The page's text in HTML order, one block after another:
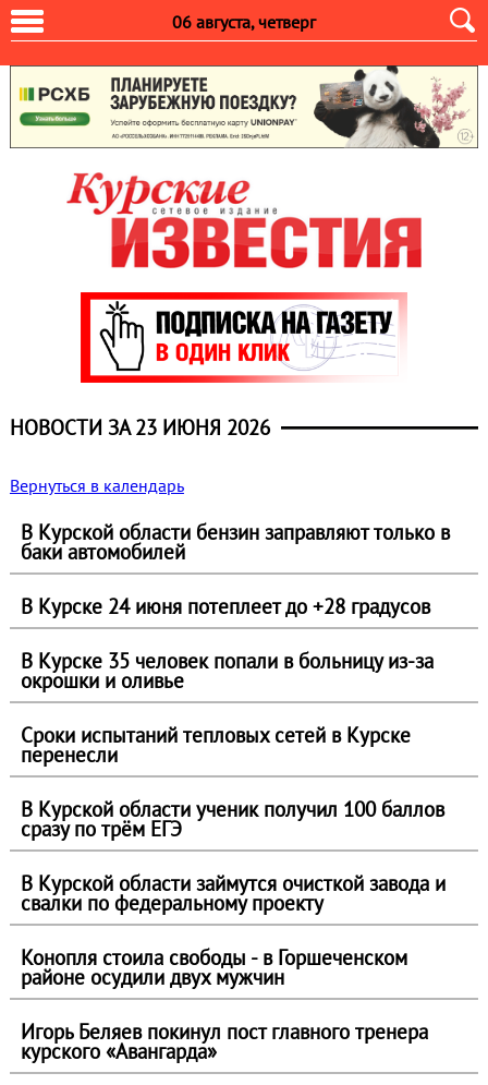
06 августа, четверг
НОВОСТИ ЗА 23 ИЮНЯ 2026
Вернуться в календарь
В Курской области бензин заправляют только в
баки автомобилей
В Курске 24 июня потеплеет до +28 градусов
В Курске 35 человек попали в больницу из‑за
окрошки и оливье
Сроки испытаний тепловых сетей в Курске
перенесли
В Курской области ученик получил 100 баллов
сразу по трём ЕГЭ
В Курской области займутся очисткой завода и
свалки по федеральному проекту
Конопля стоила свободы - в Горшеченском
районе осудили двух мужчин
Игорь Беляев покинул пост главного тренера
курского «Авангарда»